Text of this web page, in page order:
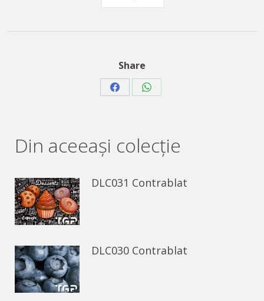
Share
Share Share
Din aceeaşi colecție
DLC031 Contrablat
DLC030 Contrablat